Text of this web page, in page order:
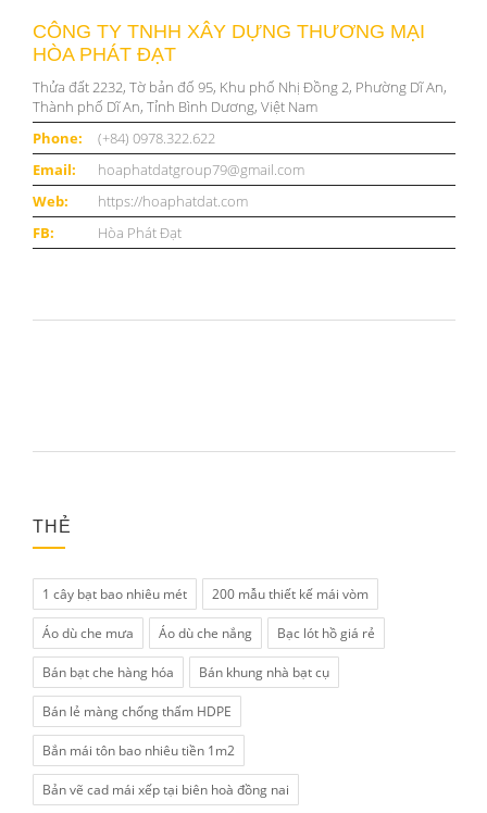
CÔNG TY TNHH XÂY DỰNG THƯƠNG MẠI
HÒA PHÁT ĐẠT
Thửa đất 2232, Tờ bản đố 95, Khu phố Nhị Đồng 2, Phường Dĩ An,
Thành phố Dĩ An, Tỉnh Bình Dương, Việt Nam
Phone:
(+84) 0978.322.622
Email:
hoaphatdatgroup79@gmail.com
Web:
https://hoaphatdat.com
FB:
Hòa Phát Đạt
THẺ
1 cây bạt bao nhiêu mét 200 mẫu thiết kế mái vòm
Áo dù che mưa Áo dù che nắng Bạc lót hồ giá rẻ
Bán bạt che hàng hóa Bán khung nhà bạt cụ
Bán lẻ màng chống thấm HDPE
Bắn mái tôn bao nhiêu tiền 1m2
Bản vẽ cad mái xếp tại biên hoà đồng nai